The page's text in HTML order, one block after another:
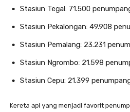
Stasiun Tegal: 71.500
Stasiun Pekalongan: 49.908
Stasiun Pemalang: 23.231
Stasiun Ngrombo: 21.598
Stasiun Cepu: 21.399
Kereta api yang menjadi favorit